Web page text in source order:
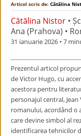
Articol scris de:Cătălina
Cătălina Nistor •
Ana (Prahova) •
31 ianuarie 2026 • 7
Prezentul articol
de Victor Hugo, cu
acestora pentru
personajul central,
romanului, acordând o
care devine simbol al
identificarea tehnicilor